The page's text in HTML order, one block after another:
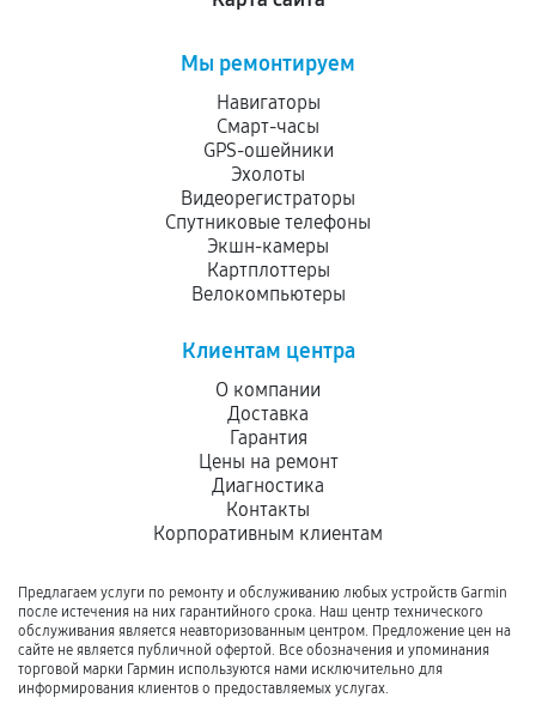
Мы ремонтируем
Навигаторы
Смарт-часы
GPS-ошейники
Эхолоты
Видеорегистраторы
Спутниковые телефоны
Экшн-камеры
Картплоттеры
Велокомпьютеры
Клиентам центра
О компании
Доставка
Гарантия
Цены на ремонт
Диагностика
Контакты
Корпоративным клиентам
Предлагаем услуги по ремонту и обслуживанию любых устройств Garmin
после истечения на них гарантийного срока. Наш центр технического
обслуживания является неавторизованным центром. Предложение цен на
сайте не является публичной офертой. Все обозначения и упоминания
торговой марки Гармин используются нами исключительно для
информирования клиентов о предоставляемых услугах.